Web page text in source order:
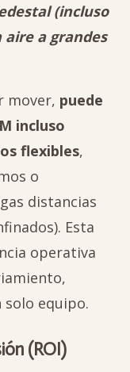
(incluso
a grandes
mover, puede
incluso
flexibles,
o
distancias
Esta
operativa
equipo.
(ROI)